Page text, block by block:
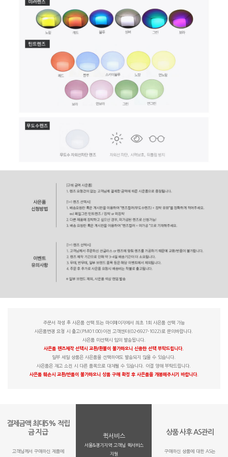
주문서 작성 후 사은품 선택 또는 마이페이지에서 최초 1회 사은품 선택 가능
사은품변경 요청 시 출고(PM01:00)이전 고객센터(02-6927-1022)로 문의바랍니다.
사은품 미선택시 임의 발송됩니다.
사은품 렌즈제작 선택시 교환/환불이 불가하오니 신중한 선택 부탁드립니다.
일부 세일 상품은 사은품을 선택하여도 발송되지 않을 수 있습니다.
사은품은 재고 소진 시 다른 품목으로 대체될 수 있습니다. 이점 양해 부탁드립니다.
사은품 훼손시 교환/반품이 불가하오니 상품 구매 확정 후 사은품을 개봉해주시기 바랍니다.
결제금액 최대5% 적립
금 지급
고객님께서 구매하신 제품에
퀵서비스
서울&경기지역 고객님 퀵서비스
지원
상품 사후 AS관리
구매하신 상품에 대한 AS는